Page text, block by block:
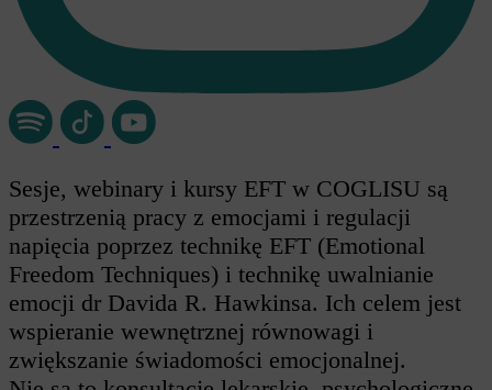
Sesje, webinary i kursy EFT w COGLISU są
przestrzenią pracy z emocjami i regulacji
napięcia poprzez technikę EFT (Emotional
Freedom Techniques) i technikę uwalnianie
emocji dr Davida R. Hawkinsa. Ich celem jest
wspieranie wewnętrznej równowagi i
zwiększanie świadomości emocjonalnej.